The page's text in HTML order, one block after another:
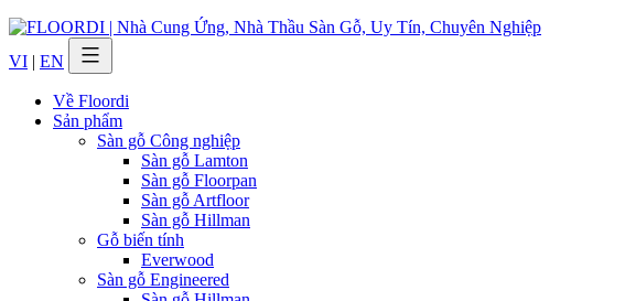
VI | EN
Về Floordi
Sản phẩm
Sàn gỗ Công nghiệp
Sàn gỗ Lamton
Sàn gỗ Floorpan
Sàn gỗ Artfloor
Sàn gỗ Hillman
Gỗ biến tính
Everwood
Sàn gỗ Engineered